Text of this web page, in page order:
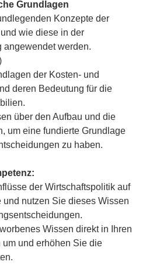
Grundlagen
Konzepte der
wie diese in der
angewendet werden.
der Kosten- und
deren Bedeutung für die
über den Aufbau und die
um eine fundierte Grundlage
zu haben.
der Wirtschaftspolitik auf
nutzen Sie dieses Wissen
Wissen direkt in Ihren
und erhöhen Sie die